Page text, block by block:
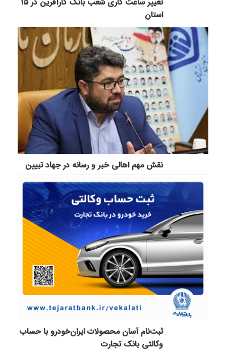
استان
نقش مهم اهالی خبر و رسانه در جهاد تبیین
ثبت‌نام آسان محصولات ایران‌خودرو با حساب
وکالتی بانک تجارت